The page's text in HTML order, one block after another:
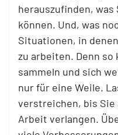
herauszufinden,
können. Und, was
Situationen, in
zu arbeiten. Denn so
sammeln und sich
nur für eine Weile.
verstreichen, bis Sie
Arbeit verlangen.